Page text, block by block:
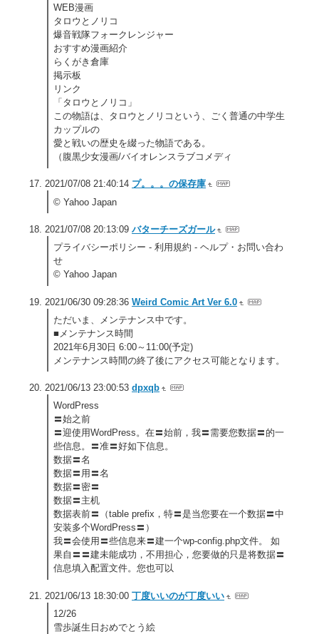
WEB漫画
タロウとノリコ
爆音戦隊フォークレンジャー
おすすめ漫画紹介
らくがき倉庫
掲示板
リンク
「タロウとノリコ」
この物語は、タロウとノリコという、ごく普通の中学生
カップルの
愛と戦いの歴史を綴った物語である。
（腹黒少女漫画/バイオレンスラブコメディ
2021/07/08 21:40:14 プ。。。の保存庫
© Yahoo Japan
2021/07/08 20:13:09 バターチーズガール
プライバシーポリシー - 利用規約 - ヘルプ・お問い合わ
せ
© Yahoo Japan
2021/06/30 09:28:36 Weird Comic Art Ver 6.0
ただいま、メンテナンス中です。
■メンテナンス時間
2021年6月30日 6:00～11:00(予定)
メンテナンス時間の終了後にアクセス可能となります。
2021/06/13 23:00:53 dpxqb
WordPress
〓始之前
〓迎使用WordPress。在〓始前，我〓需要您数据〓的一
些信息。〓准〓好如下信息。
数据〓名
数据〓用〓名
数据〓密〓
数据〓主机
数据表前〓（table prefix，特〓是当您要在一个数据〓中
安装多个WordPress〓）
我〓会使用〓些信息来〓建一个wp-config.php文件。 如
果自〓〓建未能成功，不用担心，您要做的只是将数据〓
信息填入配置文件。您也可以
2021/06/13 18:30:00 丁度いいのが丁度いい
12/26
雪歩誕生日おめでとう絵